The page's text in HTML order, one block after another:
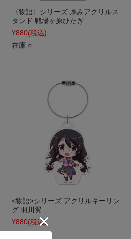
〈物語〉シリーズ 厚みアクリルス
タンド 戦場ヶ原ひたぎ
¥880(税込)
在庫 ○
<物語>シリーズ アクリルキーリン
グ 羽川翼
¥880(税込)